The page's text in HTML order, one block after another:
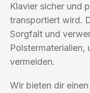
Klavier sicher und
transportiert wird.
Sorgfalt und
Polstermaterialien,
vermeiden.
Wir bieten dir